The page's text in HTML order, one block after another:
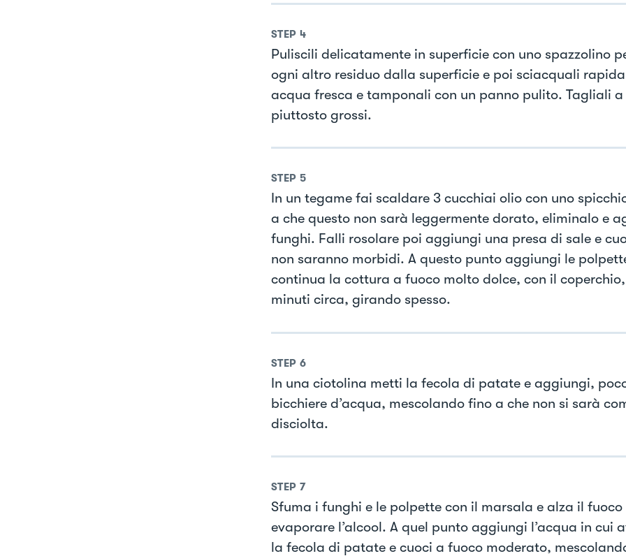
STEP 4
Puliscili delicatamente in superficie con uno spazzolino
ogni altro residuo dalla superficie e poi sciacquali
acqua fresca e tamponali con un panno pulito. Tagliali a
piuttosto grossi.
STEP 5
In un tegame fai scaldare 3 cucchiai olio con uno
a che questo non sarà leggermente dorato, eliminalo e
funghi. Falli rosolare poi aggiungi una presa di sale e
non saranno morbidi. A questo punto aggiungi le
continua la cottura a fuoco molto dolce, con il coperchio,
minuti circa, girando spesso.
STEP 6
In una ciotolina metti la fecola di patate e aggiungi,
bicchiere d’acqua, mescolando fino a che non si sarà
disciolta.
STEP 7
Sfuma i funghi e le polpette con il marsala e alza il
evaporare l’alcool. A quel punto aggiungi l’acqua in cui
la fecola di patate e cuoci a fuoco moderato,